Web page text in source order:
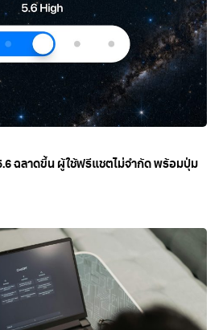
ฉลาดขึ้น ผู้ใช้ฟรีแชตไม่จำกัด พร้อมปุ่ม